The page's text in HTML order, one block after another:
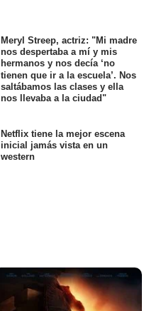
Meryl Streep, actriz: "Mi madre
nos despertaba a mí y mis
hermanos y nos decía ‘no
tienen que ir a la escuela’. Nos
saltábamos las clases y ella
nos llevaba a la ciudad"
Netflix tiene la mejor escena
inicial jamás vista en un
western